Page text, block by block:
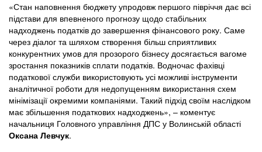
«Стан наповнення бюджету упродовж першого півріччя дає всі
підстави для впевненого прогнозу щодо стабільних
надходжень податків до завершення фінансового року. Саме
через діалог та шляхом створення більш сприятливих
конкурентних умов для прозорого бізнесу досягається вагоме
зростання показників сплати податків. Водночас фахівці
податкової служби використовують усі можливі інструменти
аналітичної роботи для недопущенням використання схем
мінімізації окремими компаніями. Такий підхід своїм наслідком
має збільшення податкових надходжень», – коментує
начальниця Головного управління ДПС у Волинській області
Оксана Левчук.